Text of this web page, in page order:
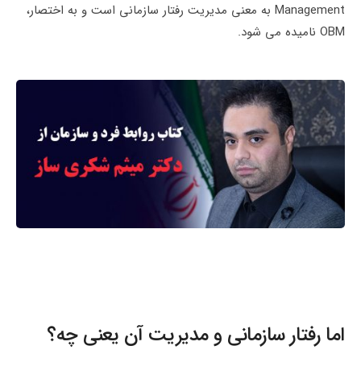
Management به معنی مدیریت رفتار سازمانی است و به اختصار،
OBM نامیده می شود.
اما رفتار سازمانی و مدیریت آن یعنی چه؟